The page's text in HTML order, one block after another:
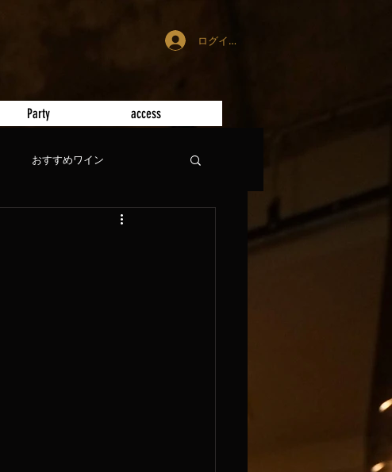
ログイン
Party access
おすすめワイン